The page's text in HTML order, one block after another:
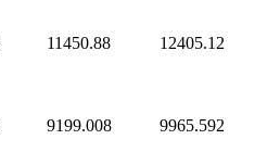
11450.88 12405.12
9199.008 9965.592